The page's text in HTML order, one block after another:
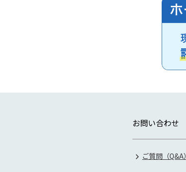
お問い合わせ
ご質問（Q&A）